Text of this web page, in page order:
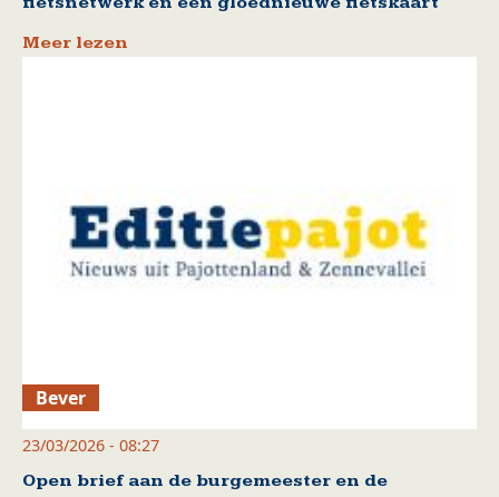
Meer lezen
Bever
23/03/2026 - 08:27
Open brief aan de burgemeester en de